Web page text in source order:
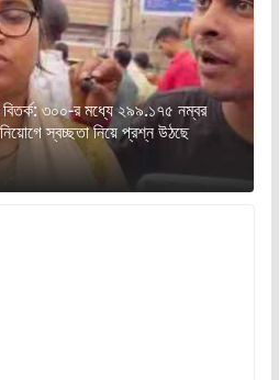
৩০০-র মধ্যে ২৯৯.১৭৫ নম্বর
স্বচ্ছতা নিয়ে প্রশ্ন উঠছে